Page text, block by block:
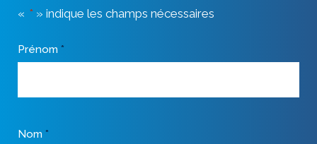
« * » indique les champs nécessaires
Prénom *
Nom *